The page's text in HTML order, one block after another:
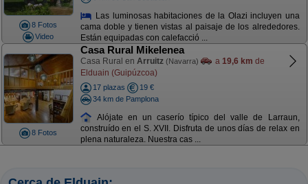
8 Fotos
Video
Las luminosas habitaciones de la Olazi incluyen una
cama doble y tienen vistas al paisaje de los alrededores.
Están equipadas con calefacció ...
8 Fotos
Casa Rural Mikelenea
Casa Rural en Arruitz (Navarra) a 19,6 km de
Elduain (Guipúzcoa)
17 plazas
19 €
34 km de Pamplona
Alójate en un caserío típico del valle de Larraun,
construído en el S. XVII. Disfruta de unos días de relax en
plena naturaleza. Nuestra cas ...